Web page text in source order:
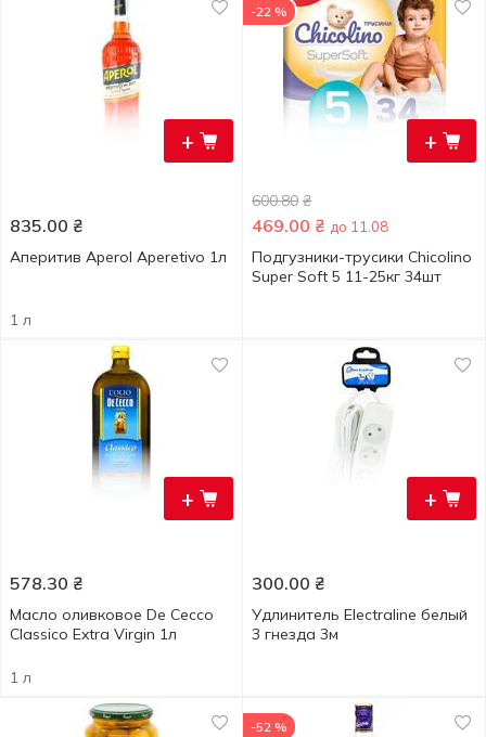
+
835.00 ₴
Аперитив Aperol Aperetivo 1л
1 л
+
-22 %
600.80 ₴
469.00 ₴ до 11.08
Подгузники-трусики Chicolino
Super Soft 5 11-25кг 34шт
+
578.30 ₴
Масло оливковое De Cecco
Classico Extra Virgin 1л
1 л
+
300.00 ₴
Удлинитель Electraline белый
3 гнезда 3м
-52 %